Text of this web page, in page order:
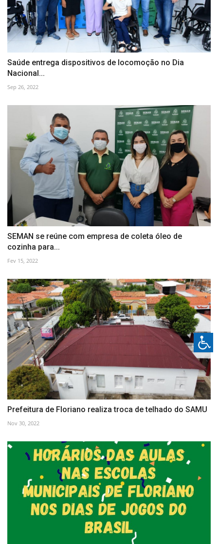
Saúde entrega dispositivos de locomoção no Dia
Nacional...
Sep 26, 2022
SEMAN se reúne com empresa de coleta óleo de
cozinha para...
Fev 15, 2022
Prefeitura de Floriano realiza troca de telhado do SAMU
Nov 30, 2022